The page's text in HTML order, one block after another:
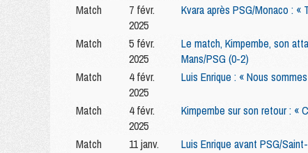
Match
7 févr.
2025
Kvara après PSG/Monaco :
Match
5 févr.
2025
Le match, Kimpembe, son
Mans/PSG (0-2)
Match
4 févr.
2025
Luis Enrique : « Nous
Match
4 févr.
2025
Kimpembe sur son retour : «
Match
11 janv.
Luis Enrique avant PSG/